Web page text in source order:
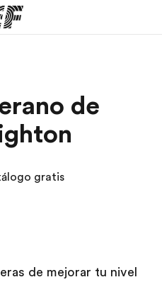
de
gratis
de mejorar tu nivel